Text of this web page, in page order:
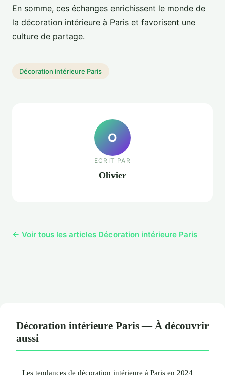
En somme, ces échanges enrichissent le monde de
la décoration intérieure à Paris et favorisent une
culture de partage.
Décoration intérieure Paris
O
ECRIT PAR
Olivier
← Voir tous les articles Décoration intérieure Paris
Décoration intérieure Paris — À découvrir
aussi
Les tendances de décoration intérieure à Paris en 2024